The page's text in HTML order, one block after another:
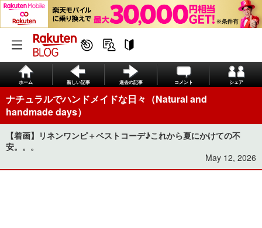
ホーム 新しい記事 過去の記事 コメント シェア
ナチュラルでハンドメイドな日々（Natural and
handmade days）
【着画】リネンワンピ＋ベストコーデ♪これから夏にかけての不
安。。。
May 12, 2026